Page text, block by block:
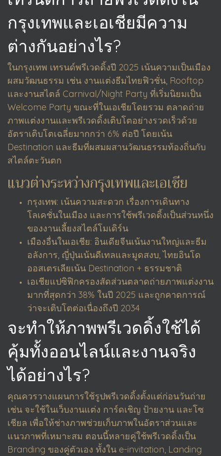
กรุงเทพและเอเชียมีความ
ต่างกันอย่างไร?
ในกรุงเทพ เทรนด์พรีเวดดิ้งปี 2025 เน้นความเป็นเมือง
ผสมวัฒนธรรม เช่น งานแต่งธีมไทยฟิวชั่น, Rooftop
และงานสไตล์ Carnival/Night Party ที่เริ่มนิยมเป็น
Welcome Party ขณะที่ในเอเชียโดยรวม ตลาดถ่าย
ภาพแต่งงานและพรีเวดดิ้งเติบโตอย่างรวดเร็วด้วย
อัตราเติบโตเฉลี่ยมากกว่า 6% ต่อปี โดยเน้น
Destination และธีมที่ผสมผสานวัฒนธรรมท้องถิ่นกับ
สไตล์ตะวันตก
แนวต่างระหว่างกรุงเทพและเอเชีย
กรุงเทพ: เน้นความสะดวก เรื่องการเดินทาง
โลเคชั่นในเมือง และการใช้พรีเวดดิ้งเป็นส่วนหนึ่ง
ของงานเลี้ยงสไตล์โมเดิร์น
เมืองอื่นในเอเชีย: อินเดียจีนเน้นงานใหญ่และธีม
อลังการ, ญี่ปุ่นเน้นดีเทลและมูดสงบ, ไทยอินโด
ออสเตรเลียเน้น Destination + ธรรมชาติ
เอเชียแปซิฟิกครองสัดส่วนตลาดถ่ายภาพแต่งงาน
มากที่สุดกว่า 38% ในปี 2025 และถูกคาดการณ์
ว่าจะเติบโตต่อเนื่องถึงปี 2034
จะทำให้ภาพพรีเวดดิ้งใช้ได้
คุ้มทั้งออนไลน์และงานจริง
ได้อย่างไร?
คุณควรวางแผนการใช้รูปพรีเวดดิ้งตั้งแต่ก่อนวันถ่าย
เช่น จะใช้ในเว็บงานแต่ง การ์ดเชิญ ป้ายงาน และโซ
เชียล เพื่อให้ช่างภาพช่วยเก็บภาพในอัตราส่วนและ
แนวภาพที่เหมาะสม ตอนนี้หลายคู่ใช้พรีเวดดิ้งเป็น
Branding ของคู่ตัวเอง ทั้งใน e-invitation, Landing